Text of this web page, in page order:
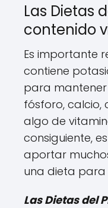
Las Dietas
contenido
Es importante
contiene
para
fósforo, calcio,
algo de
consiguiente,
aportar
una dieta
Las Dietas del